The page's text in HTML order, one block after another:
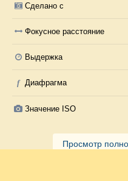
Сделано с
Фокусное расстояние
Выдержка
f Диафрагма
Значение ISO
Просмотр